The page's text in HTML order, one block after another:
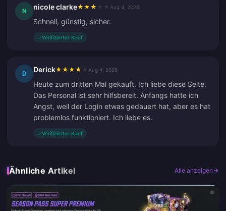
N nicole clarke★ ★ ★ Aug 4, 2026
Schnell, günstig, sicher.
✓Verifizierter Kauf
D Derick★ ★ ★ ★ Aug 4, 2026
Heute zum dritten Mal gekauft. Ich liebe diese Seite.
Das Personal ist sehr hilfsbereit. Anfangs hatte ich
Angst, weil der Login etwas gedauert hat, aber es hat
problemlos funktioniert. Ich liebe es.
✓Verifizierter Kauf
Ähnliche Artikel Alle anzeigen